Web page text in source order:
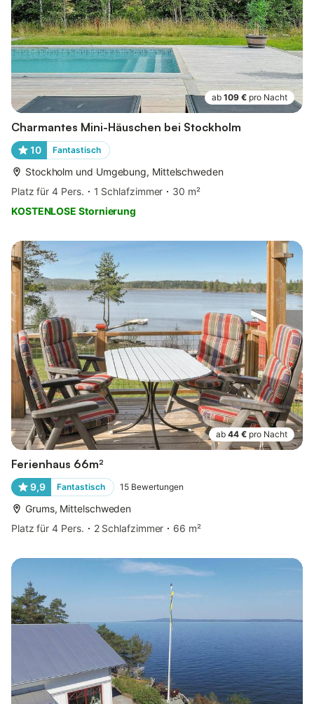
ab 109 € pro Nacht
Charmantes Mini-Häuschen bei Stockholm
10 Fantastisch
Stockholm und Umgebung, Mittelschweden
Platz für 4 Pers.
1 Schlafzimmer
30 m²
KOSTENLOSE Stornierung
ab 44 € pro Nacht
Ferienhaus 66m²
9,9 Fantastisch 15 Bewertungen
Grums, Mittelschweden
Platz für 4 Pers.
2 Schlafzimmer 66 m²